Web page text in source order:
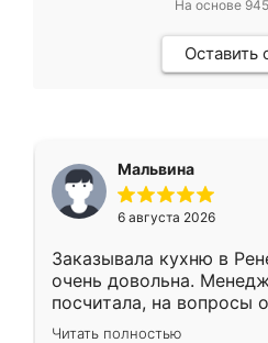
На основе 945
Оставить
Мальвина
6 августа 2026
Заказывала кухню в
очень довольна.
посчитала, на вопросы
Замерщик приехал в
Читать полностью